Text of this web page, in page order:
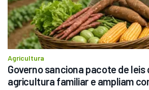
Agricultura
Governo sanciona pacote de
agricultura familiar e ampliam